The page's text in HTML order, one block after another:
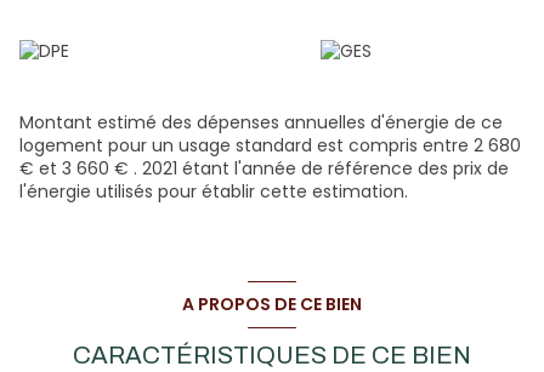
Montant estimé des dépenses annuelles d'énergie de ce
logement pour un usage standard est compris entre 2 680
€ et 3 660 € . 2021 étant l'année de référence des prix de
l'énergie utilisés pour établir cette estimation.
A PROPOS DE CE BIEN
CARACTÉRISTIQUES DE CE BIEN